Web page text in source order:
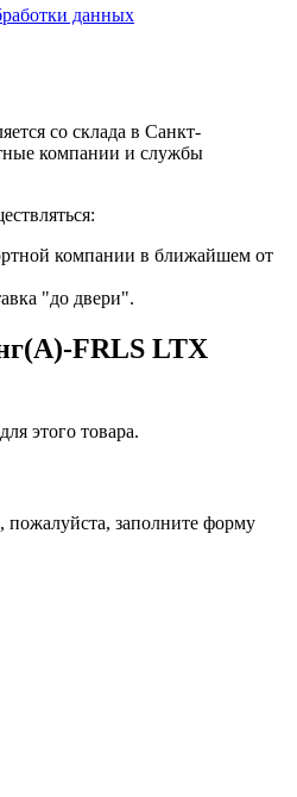
данных
со склада в Санкт-
компании и службы
компании в ближайшем от
"до двери".
FRLS LTX
этого товара.
пожалуйста, заполните форму